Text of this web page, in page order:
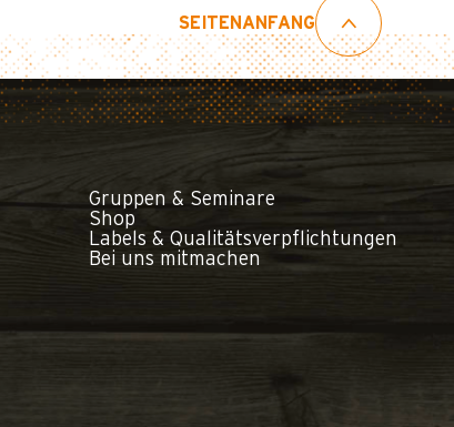
SEITENANFANG
Gruppen & Seminare
Shop
Labels & Qualitätsverpflichtungen
Bei uns mitmachen